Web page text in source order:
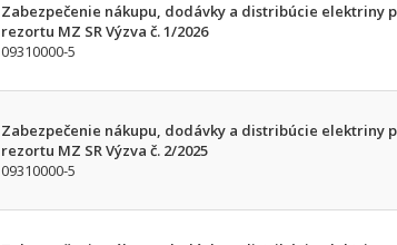
Zabezpečenie nákupu, dodávky a distribúcie elektriny
rezortu MZ SR Výzva č. 1/2026
09310000-5
Zabezpečenie nákupu, dodávky a distribúcie elektriny
rezortu MZ SR Výzva č. 2/2025
09310000-5